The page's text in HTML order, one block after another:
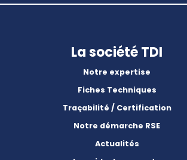
La société TDI
Notre expertise
Fiches Techniques
Traçabilité / Certification
Notre démarche RSE
Actualités